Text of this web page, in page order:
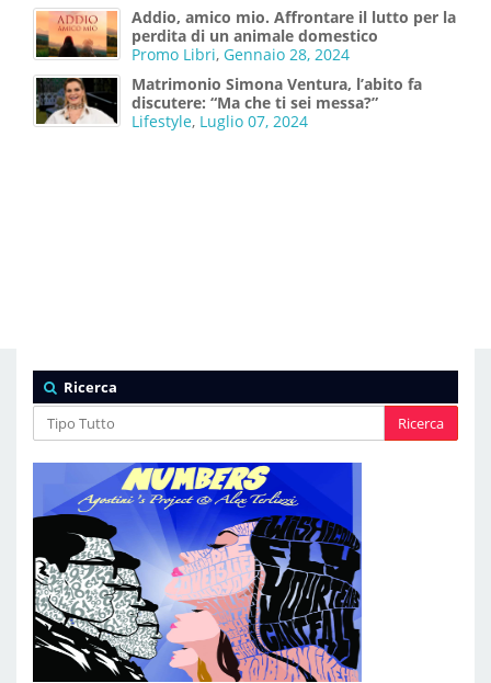
Addio, amico mio. Affrontare il lutto per la
perdita di un animale domestico
Promo Libri, Gennaio 28, 2024
Matrimonio Simona Ventura, l’abito fa
discutere: “Ma che ti sei messa?”
Lifestyle, Luglio 07, 2024
Ricerca
Ricerca